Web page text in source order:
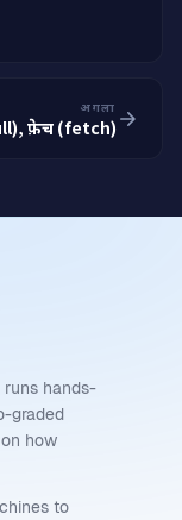
अगला
फ़ेच (fetch)
runs hands-
graded
how
to